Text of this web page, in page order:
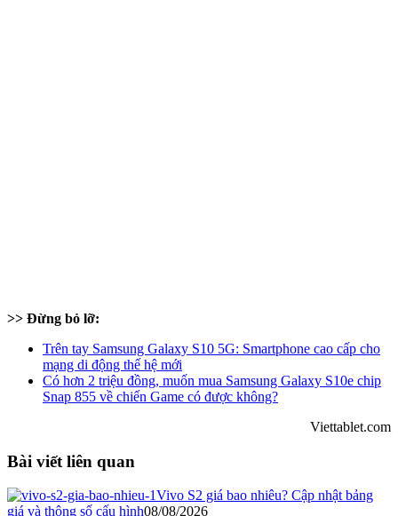
>> Đừng bỏ lỡ:
Trên tay Samsung Galaxy S10 5G: Smartphone cao cấp cho
mạng di động thế hệ mới
Có hơn 2 triệu đồng, muốn mua Samsung Galaxy S10e chip
Snap 855 về chiến Game có được không?
Viettablet.com
Bài viết liên quan
Vivo S2 giá bao nhiêu? Cập nhật bảng
giá và thông số cấu hình08/08/2026